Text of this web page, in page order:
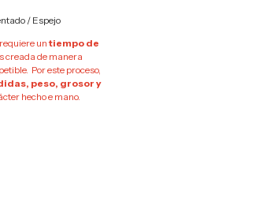
/ Espejo
untiempo de
creada de manera
Por este proceso,
peso, grosor y
hecho e mano.